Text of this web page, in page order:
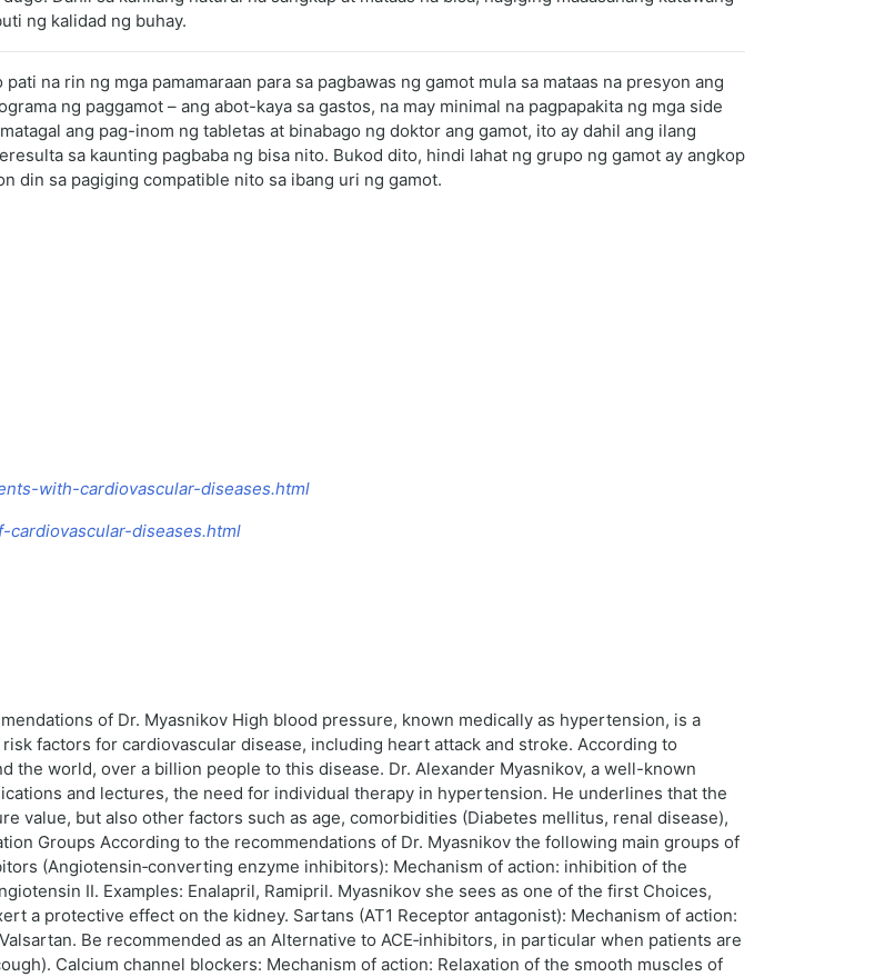
ng kalidad ng buhay.
na rin ng mga pamamaraan para sa pagbawas ng gamot mula sa mataas na presyon ang
ng paggamot – ang abot-kaya sa gastos, na may minimal na pagpapakita ng mga side
ang pag-inom ng tabletas at binabago ng doktor ang gamot, ito ay dahil ang ilang
sa kaunting pagbaba ng bisa nito. Bukod dito, hindi lahat ng grupo ng gamot ay angkop
din sa pagiging compatible nito sa ibang uri ng gamot.
with-cardiovascular-diseases.html
diseases.html
of Dr. Myasnikov High blood pressure, known medically as hypertension, is a
factors for cardiovascular disease, including heart attack and stroke. According to
the world, over a billion people to this disease. Dr. Alexander Myasnikov, a well-known
and lectures, the need for individual therapy in hypertension. He underlines that the
value, but also other factors such as age, comorbidities (Diabetes mellitus, renal disease),
Groups According to the recommendations of Dr. Myasnikov the following main groups of
(Angiotensin‑converting enzyme inhibitors): Mechanism of action: inhibition of the
II. Examples: Enalapril, Ramipril. Myasnikov she sees as one of the first Choices,
a protective effect on the kidney. Sartans (AT1 Receptor antagonist): Mechanism of action:
Be recommended as an Alternative to ACE‑inhibitors, in particular when patients are
Calcium channel blockers: Mechanism of action: Relaxation of the smooth muscles of